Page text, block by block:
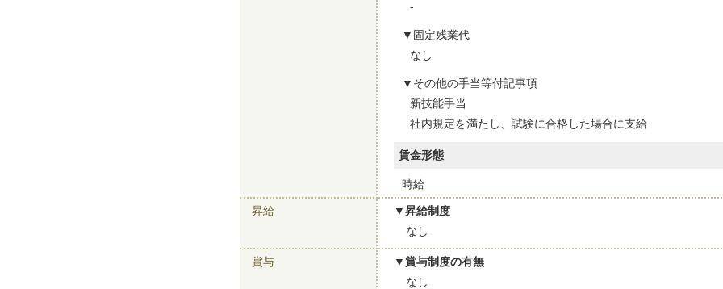
-
固定残業代
なし
その他の手当等付記事項
新技能手当
社内規定を満たし、試験に合格した場合に支給
賃金形態
時給
昇給
昇給制度
なし
賞与
賞与制度の有無
なし